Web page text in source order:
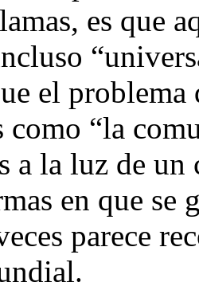
es que
el
como “la
a la luz de
en que se
parece